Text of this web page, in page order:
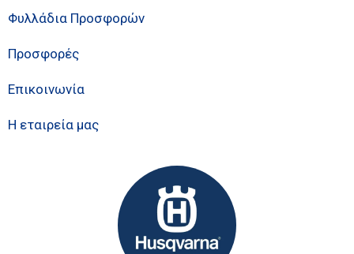
Φυλλάδια Προσφορών
Προσφορές
Επικοινωνία
Η εταιρεία μας